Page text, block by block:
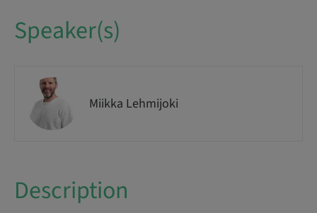
Speaker(s)
Miikka Lehmijoki
Description